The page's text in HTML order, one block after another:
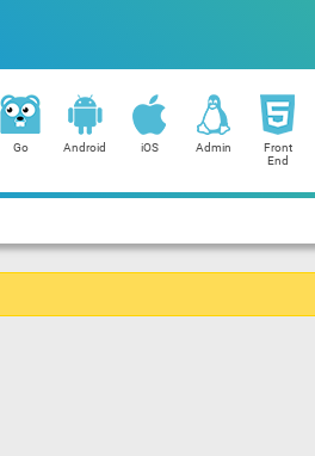
Go Android iOS Admin
Front
End